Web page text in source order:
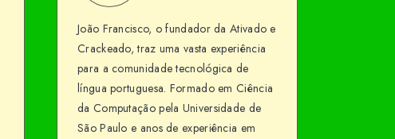
Francisco
Facebook
João Francisco, o fundador da Ativado e
Crackeado, traz uma vasta experiência
para a comunidade tecnológica de
língua portuguesa. Formado em Ciência
da Computação pela Universidade de
São Paulo e anos de experiência em